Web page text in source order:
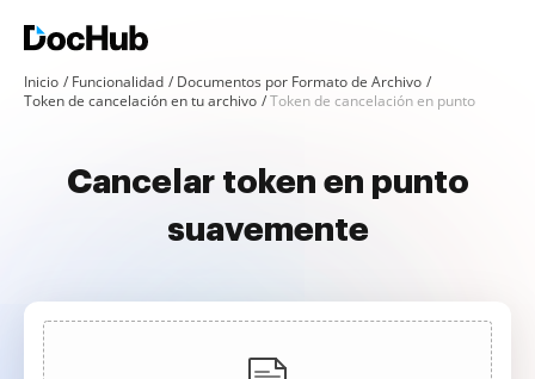
Inicio Funcionalidad
Documentos por Formato de Archivo
Token de cancelación en tu archivo
Token de cancelación en punto
Cancelar token en punto
suavemente